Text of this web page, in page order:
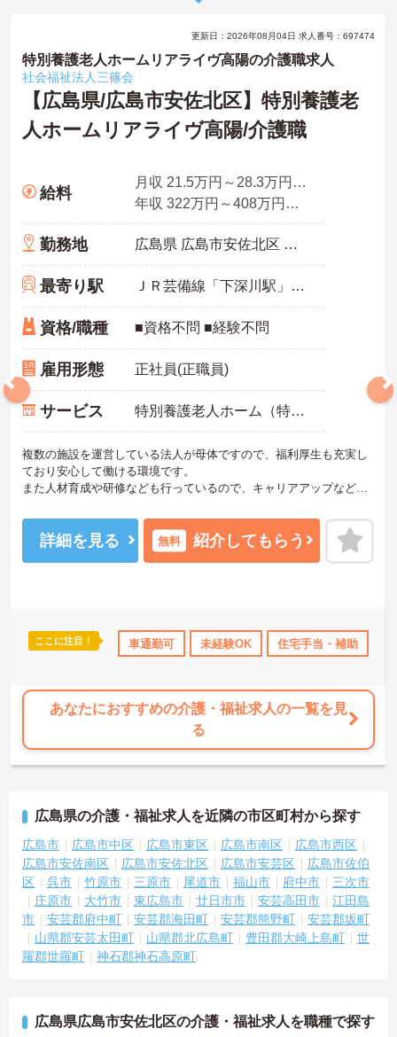
研修制度あり 産休･育休･介護休暇取得実績あり ボーナス・賞
更新日：2026年08月04日 求人番号：697474
特別養護老人ホームリアライヴ高陽の介護職求人
社会福祉法人三篠会
【広島県/広島市安佐北区】特別養護老
人ホームリアライヴ高陽/介護職
給料
月収 21.5万円～28.3万円程度※諸手当込（夜勤月5回想定）
年収 322万円～408万円程度（賞与4.0ヵ月の場合）
勤務地 広島県 広島市安佐北区 真亀1丁目1番8号
最寄り駅 ＪＲ芸備線「下深川駅」0分
資格/職種 ■資格不問 ■経験不問
雇用形態 正社員(正職員)
サービス 特別養護老人ホーム（特養）
複数の施設を運営している法人が母体ですので、福利厚生も充実し
ており安心して働ける環境です。
また人材育成や研修なども行っているので、キャリアアップなど成
やりがいのある仕事ができ、成長にもつながる施設で経験を積むこ
とができます。
ご興味のある方には面接対策ポイントなどさらに詳細をお話いたし
詳細を見る 無料 紹介してもらう
ここに注目！ 車通勤可 未経験OK 住宅手当・補助
あなたにおすすめの介護・福祉求人の一覧を見
る
広島県の介護・福祉求人を近隣の市区町村から探す
広島市 広島市中区 広島市東区 広島市南区
広島市西区
広島市安佐南区
広島市安佐北区 広島市安芸区
広島市佐伯
区
呉市 竹原市 三原市 尾道市 福山市 府中市
三次市
庄原市
大竹市 東広島市 廿日市市 安芸高田市
江田島
市
安芸郡府中町 安芸郡海田町 安芸郡熊野町
安芸郡坂町
山県郡安芸太田町
山県郡北広島町 豊田郡大崎上島町
世
羅郡世羅町
神石郡神石高原町
広島県広島市安佐北区の介護・福祉求人を職種で探す